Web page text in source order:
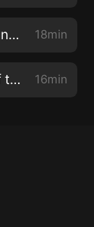
一房（ひとふさ）のぶどう(A Bunch of Grapes) 18min
よだかの星（ほし）(The Star of the Night Hawk) 16min